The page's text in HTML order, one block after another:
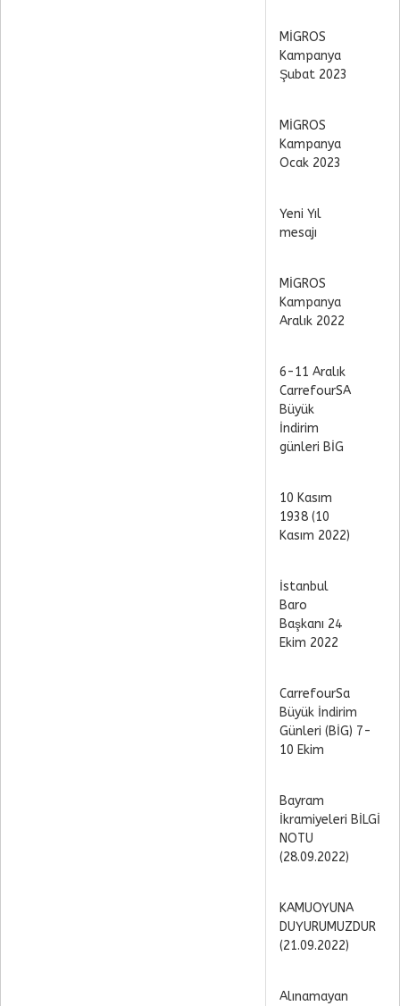
MİGROS
Kampanya
Şubat 2023
MİGROS
Kampanya
Ocak 2023
Yeni Yıl
mesajı
MİGROS
Kampanya
Aralık 2022
6-11 Aralık
CarrefourSA
Büyük
İndirim
günleri BİG
10 Kasım
1938 (10
Kasım 2022)
İstanbul
Baro
Başkanı 24
Ekim 2022
CarrefourSa
Büyük İndirim
Günleri (BİG) 7-
10 Ekim
Bayram
İkramiyeleri BİLGİ
NOTU
(28.09.2022)
KAMUOYUNA
DUYURUMUZDUR
(21.09.2022)
Alınamayan